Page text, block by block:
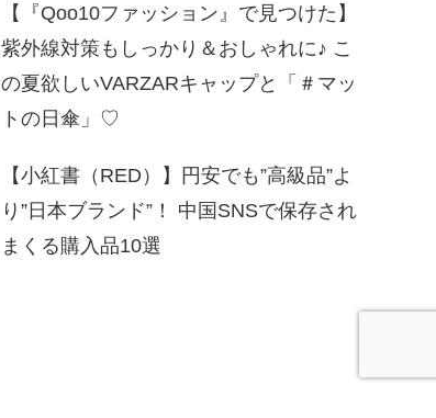
【『Qoo10ファッション』で見つけた】
紫外線対策もしっかり＆おしゃれに♪ こ
の夏欲しいVARZARキャップと「＃マッ
トの日傘」♡
【小紅書（RED）】円安でも”高級品”よ
り”日本ブランド”！ 中国SNSで保存され
まくる購入品10選